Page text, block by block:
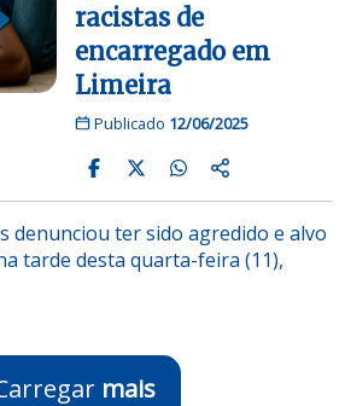
racistas de
encarregado em
Limeira
Publicado 12/06/2025
denunciou ter sido agredido e alvo
tarde desta quarta-feira (11),
mais